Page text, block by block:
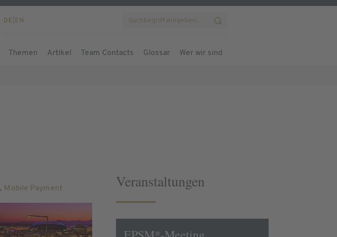
DE EN
Themen Artikel Team Contacts Glossar Wer wir sind
, Mobile Payment Veranstaltungen